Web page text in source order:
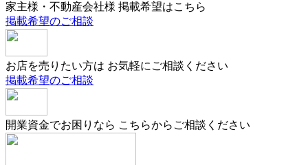
家主様・不動産会社様 掲載希望はこちら
掲載希望のご相談
お店を売りたい方は お気軽にご相談ください
掲載希望のご相談
開業資金でお困りなら こちらからご相談ください